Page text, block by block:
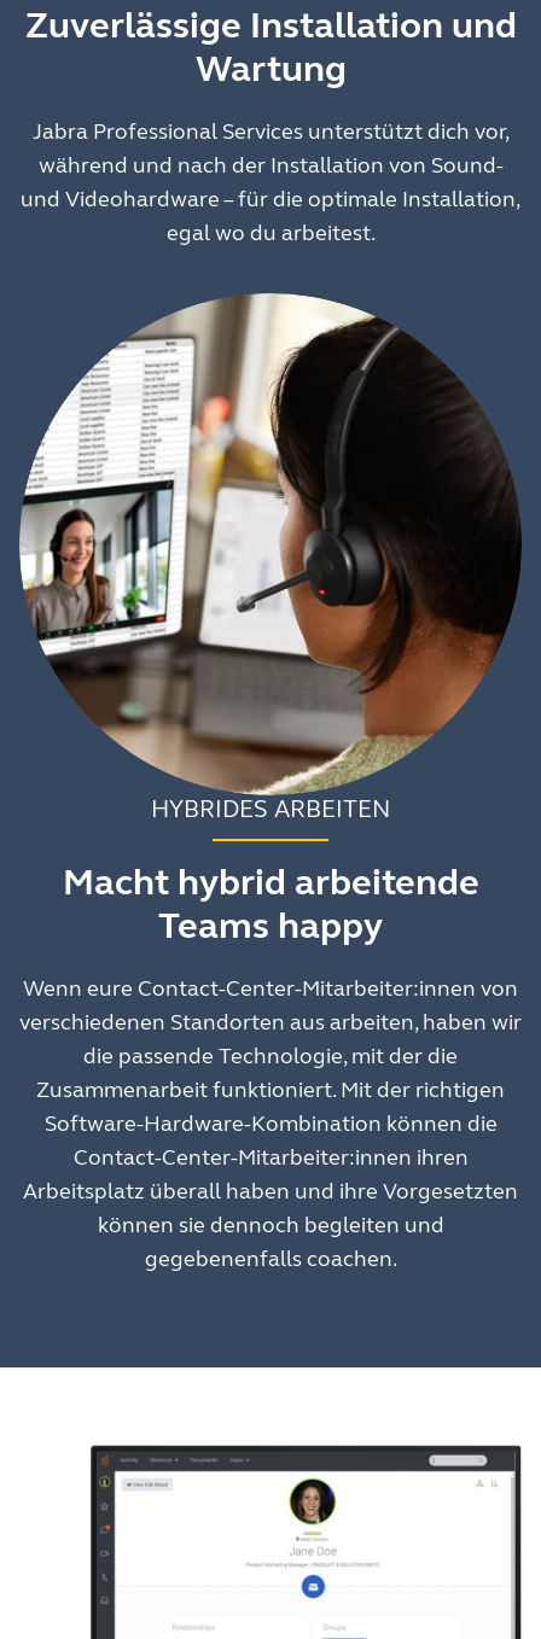
Zuverlässige Installation und
Wartung
Jabra Professional Services unterstützt dich vor,
während und nach der Installation von Sound-
und Videohardware – für die optimale Installation,
egal wo du arbeitest.
HYBRIDES ARBEITEN
Macht hybrid arbeitende
Teams happy
Wenn eure Contact-Center-Mitarbeiter:innen von
verschiedenen Standorten aus arbeiten, haben wir
die passende Technologie, mit der die
Zusammenarbeit funktioniert. Mit der richtigen
Software-Hardware-Kombination können die
Contact-Center-Mitarbeiter:innen ihren
Arbeitsplatz überall haben und ihre Vorgesetzten
können sie dennoch begleiten und
gegebenenfalls coachen.